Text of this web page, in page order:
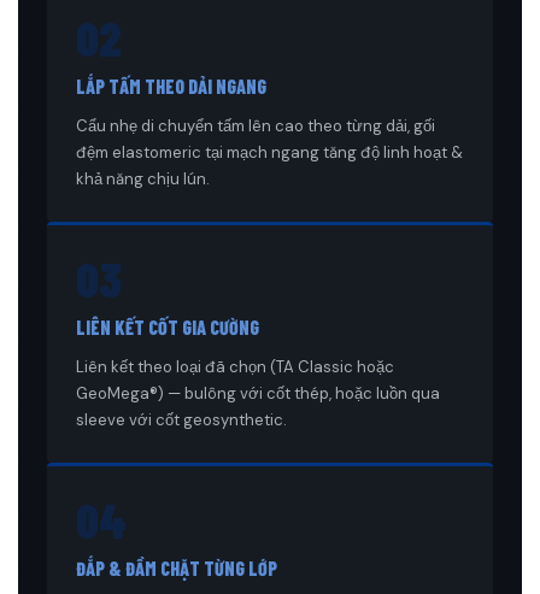
02
LẮP TẤM THEO DẢI NGANG
Cẩu nhẹ di chuyển tấm lên cao theo từng dải, gối
đệm elastomeric tại mạch ngang tăng độ linh hoạt &
khả năng chịu lún.
03
LIÊN KẾT CỐT GIA CƯỜNG
Liên kết theo loại đã chọn (TA Classic hoặc
GeoMega®) — bulông với cốt thép, hoặc luồn qua
sleeve với cốt geosynthetic.
04
ĐẮP & ĐẦM CHẶT TỪNG LỚP